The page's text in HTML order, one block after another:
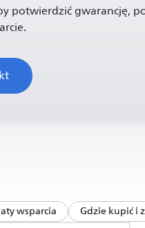
potwierdzić gwarancję,
wsparcia Gdzie kupić i